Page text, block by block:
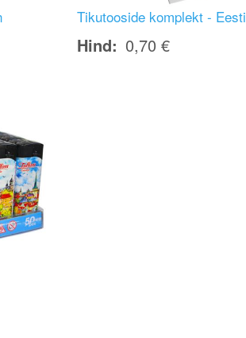
Tikutooside komplekt - Eesti
Hind 0,70 €